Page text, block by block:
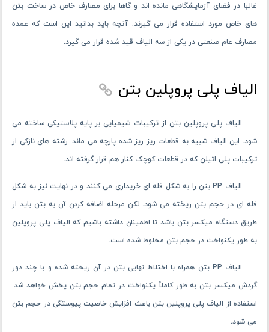
غالبا در فضای آزمایشگاهی مانده اند و گاها برای مصارف خاص در ساخت بتن
های خاص مورد استفاده قرار می گیرند. آنچه باید بدانید این است که عمده
مصارف عام صنعتی در یکی از سه الیاف قید شده قرار می گیرد.
الیاف پلی پروپلین بتن
الیاف پلی پروپلین بتن از ترکیبات شیمیایی بر پایه پلاستیکی ساخته می‌
شود. این الیاف شبیه به قطعات ریز ریز شده پارچه می‌ ماند. رشته های نازکی از
ترکیبات پلی اتیلن که در قطعات کوچک کنار هم قرار گرفته ‌اند.
الیاف PP بتن را به شکل فله ای خریداری می‌ کنند و در نهایت نیز به شکل
فله ای در حجم بتن ریخته می‌ شود. لکن مرحله اضافه کردن آن به بتن باید از
طریق دستگاه میکسر بتن باشد تا اطمینان داشته باشیم که الیاف پلی پروپلین
به طور یکنواخت در حجم بتن مخلوط شده است.
الیاف PP بتن همراه با اختلاط نهایی بتن در آن ریخته شده و با چند دور
گردش میکسر بتن به طور کاملاً یکنواخت در تمام حجم بتن پخش خواهد شد.
استفاده از الیاف پلی پروپلین بتن باعث افزایش خاصیت پیوستگی در حجم بتن
می شود.